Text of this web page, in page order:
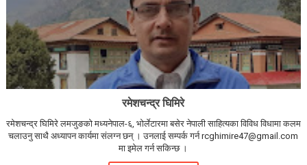
रमेशचन्द्र घिमिरे
रमेशचन्द्र घिमिरे लमजुङको मध्यनेपाल-६, भोर्लेटारमा बसेर नेपाली साहित्यका विविध विधामा कलम
चलाउनु साथै अध्यापन कार्यमा संलग्न छन् । उनलाई सम्पर्क गर्न rcghimire47@gmail.com
मा इमेल गर्न सकिन्छ ।